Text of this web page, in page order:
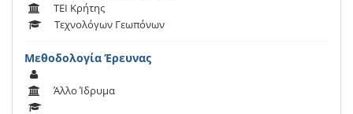
ΤΕΙ Κρήτης
Τεχνολόγων Γεωπόνων
Μεθοδολογία Έρευνας
Άλλο Ίδρυμα